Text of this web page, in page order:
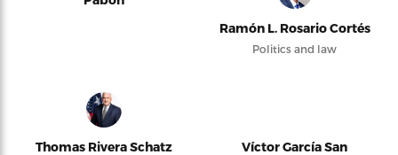
Ramón L. Rosario Cortés
Politics and law
Thomas Rivera Schatz
Víctor García San